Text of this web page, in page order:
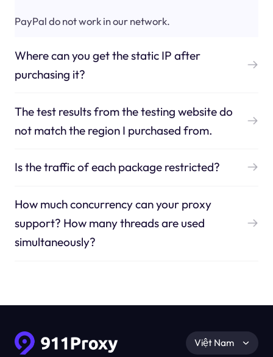
PayPal do not work in our network.
Where can you get the static IP after
purchasing it?
The test results from the testing website do
not match the region I purchased from.
Is the traffic of each package restricted?
How much concurrency can your proxy
support? How many threads are used
simultaneously?
Việt Nam